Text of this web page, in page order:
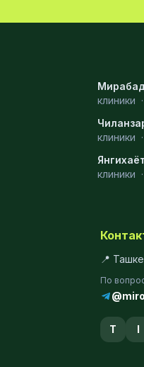
клиники ·
клиники ·
клиники ·
📍
По
T I